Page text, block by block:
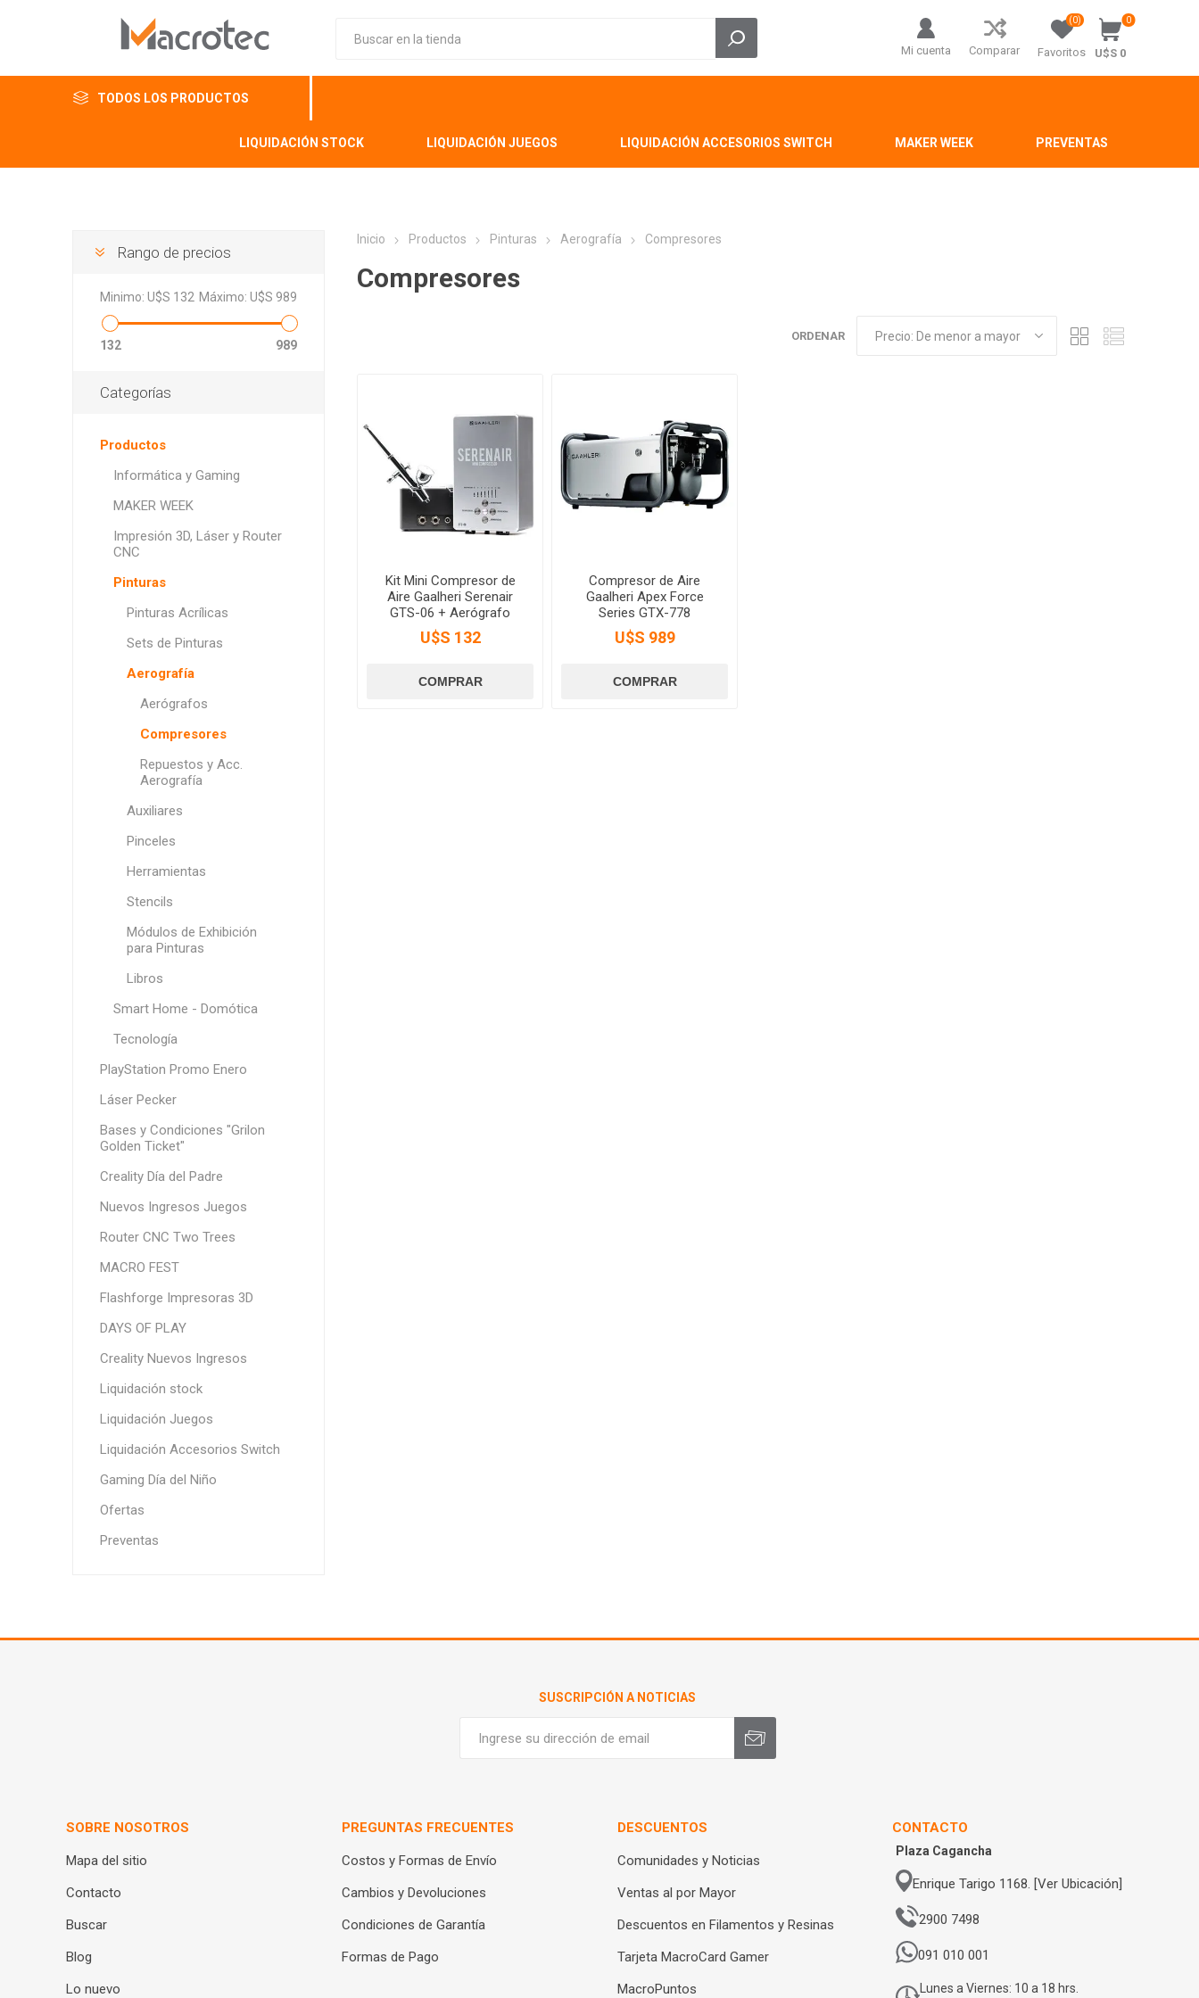
Mi cuenta Comparar Favoritos
(0) 0
U$S 0
TODOS LOS PRODUCTOS
LIQUIDACIÓN STOCK LIQUIDACIÓN JUEGOS LIQUIDACIÓN ACCESORIOS SWITCH MAKER WEEK PREVENTAS
Inicio Productos Pinturas Aerografía Compresores
Compresores
ORDENAR
Kit Mini Compresor de
Aire Gaalheri Serenair
GTS-06 + Aerógrafo
U$S 132
Compresor de Aire
Gaalheri Apex Force
Series GTX-778
U$S 989
Rango de precios
Minimo: U$S 132 Máximo: U$S 989
132 989
Categorías
Productos
Informática y Gaming
MAKER WEEK
Impresión 3D, Láser y Router
CNC
Pinturas
Pinturas Acrílicas
Sets de Pinturas
Aerografía
Aerógrafos
Compresores
Repuestos y Acc.
Aerografía
Auxiliares
Pinceles
Herramientas
Stencils
Módulos de Exhibición
para Pinturas
Libros
Smart Home - Domótica
Tecnología
PlayStation Promo Enero
Láser Pecker
Bases y Condiciones "Grilon
Golden Ticket"
Creality Día del Padre
Nuevos Ingresos Juegos
Router CNC Two Trees
MACRO FEST
Flashforge Impresoras 3D
DAYS OF PLAY
Creality Nuevos Ingresos
Liquidación stock
Liquidación Juegos
Liquidación Accesorios Switch
Gaming Día del Niño
Ofertas
Preventas
SUSCRIPCIÓN A NOTICIAS
SOBRE NOSOTROS
Mapa del sitio
Contacto
Buscar
Blog
Lo nuevo
PREGUNTAS FRECUENTES
Costos y Formas de Envío
Cambios y Devoluciones
Condiciones de Garantía
Formas de Pago
DESCUENTOS
Comunidades y Noticias
Ventas al por Mayor
Descuentos en Filamentos y Resinas
Tarjeta MacroCard Gamer
MacroPuntos
CONTACTO
Plaza Cagancha
Enrique Tarigo 1168. [Ver Ubicación]
2900 7498
091 010 001
Lunes a Viernes: 10 a 18 hrs.